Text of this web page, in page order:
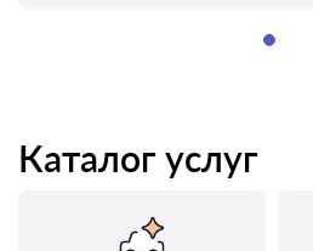
Каталог услуг